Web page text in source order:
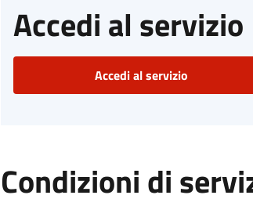
Accedi al servizio
Accedi al servizio
Condizioni di